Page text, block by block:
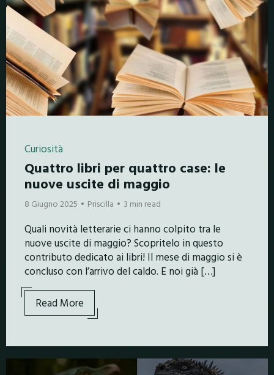
Curiosità
Quattro libri per quattro case: le
nuove uscite di maggio
8 Giugno 2025 Priscilla 3 min read
Quali novità letterarie ci hanno colpito tra le
nuove uscite di maggio? Scopritelo in questo
contributo dedicato ai libri! Il mese di maggio si è
concluso con l’arrivo del caldo. E noi già […]
Read More